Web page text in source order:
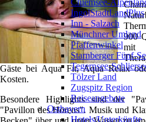
900
mit
Gäste bei Aqua Fit, Aqua Relax
Kosten.
Besondere Highlights sind der
"Pavillon des Hörens". Musik und
Chiemsee-
IngolStadtLandPlus
Inn - Salzach
Münchner Umland
Pfaffenwinkel
Starnberger Fünf-
Tegernsee-
Tölzer Land
Zugspitz Region
Reiseangebote
Ostbayern
Hotels/Unterkünfte